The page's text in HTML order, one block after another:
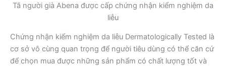
Tã người già Abena được cấp chứng nhận kiểm nghiệm da
liễu
Chứng nhận kiểm nghiệm da liễu Dermatologically Tested là
cơ sở vô cùng quan trọng để người tiêu dùng có thể căn cứ
để chọn mua được những sản phẩm có chất lượng tốt và